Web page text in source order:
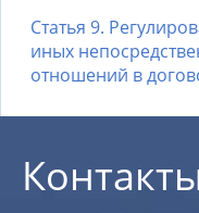
Статья 9.
иных
отношений в